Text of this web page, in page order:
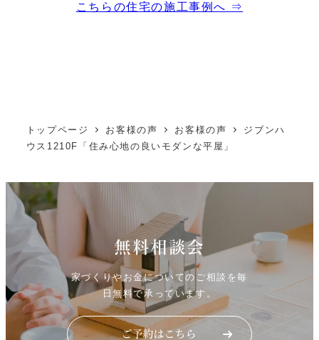
こちらの住宅の施工事例へ ⇒
トップページ お客様の声 お客様の声
ジブンハ
ウス1210F「住み心地の良いモダンな平屋」
無料相談会
家づくりやお金についてのご相談を毎
日無料で承っています。